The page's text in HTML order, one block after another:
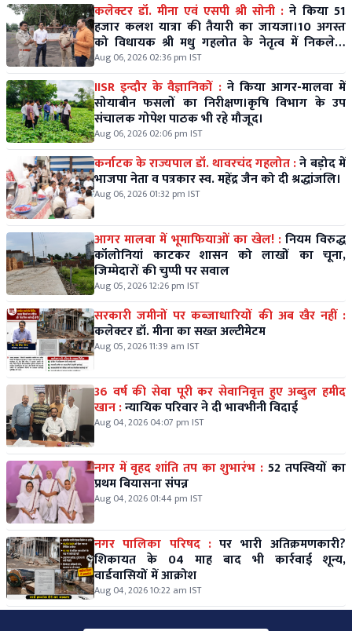
कलेक्टर डॉ. मीना एवं एसपी श्री सोनी : ने किया 51
हजार कलश यात्रा की तैयारी का जायजा।10 अगस्त
को विधायक श्री मधु गहलोत के नेतृत्व में निकलेगी
विशाल कलश यात्रा।
Aug 06, 2026 02:36 pm IST
IISR इन्दौर के वैज्ञानिकों : ने किया आगर-मालवा में
सोयाबीन फसलों का निरीक्षण।कृषि विभाग के उप
संचालक गोपेश पाठक भी रहे मौजूद।
Aug 06, 2026 02:06 pm IST
कर्नाटक के राज्यपाल डॉ. थावरचंद गहलोत :ने बड़ोद में
भाजपा नेता व पत्रकार स्व. महेंद्र जैन को दी श्रद्धांजलि।
Aug 06, 2026 01:32 pm IST
आगर मालवा में भूमाफियाओं का खेल! :नियम विरुद्ध
कॉलोनियां काटकर शासन को लाखों का चूना,
जिम्मेदारों की चुप्पी पर सवाल
Aug 05, 2026 12:26 pm IST
सरकारी जमीनों पर कब्जाधारियों की अब खैर नहीं :
कलेक्टर डॉ. मीना का सख्त अल्टीमेटम
Aug 05, 2026 11:39 am IST
36 वर्ष की सेवा पूरी कर सेवानिवृत्त हुए अब्दुल हमीद
खान :न्यायिक परिवार ने दी भावभीनी विदाई
Aug 04, 2026 04:07 pm IST
नगर में वृहद शांति तप का शुभारंभ : 52 तपस्वियों का
प्रथम बियासना संपन्न
Aug 04, 2026 01:44 pm IST
नगर पालिका परिषद : पर भारी अतिक्रमणकारी?
शिकायत के 04 माह बाद भी कार्रवाई शून्य,
वार्डवासियों में आक्रोश
Aug 04, 2026 10:22 am IST